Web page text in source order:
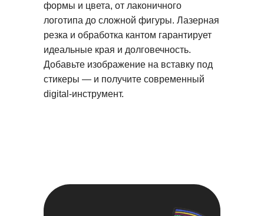
формы и цвета, от лаконичного
логотипа до сложной фигуры. Лазерная
резка и обработка кантом гарантирует
идеальные края и долговечность.
Добавьте изображение на вставку под
стикеры — и получите современный
digital-инструмент.
Кейсы о мерче
КОТОРЫЙ ПОРАДОВАЛ
СОТРУДНИКОВ КОМПАНИЙ